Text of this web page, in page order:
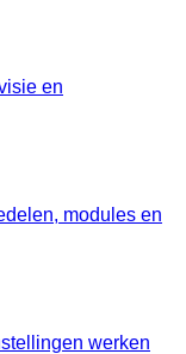
en
modules en
werken